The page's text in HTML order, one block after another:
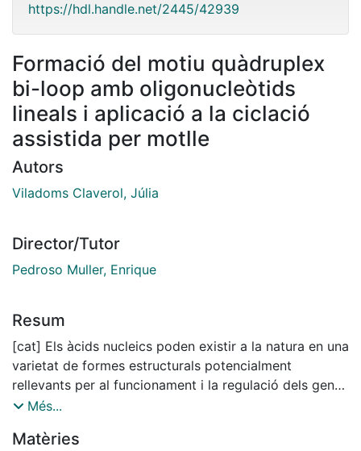
https://hdl.handle.net/2445/42939
Formació del motiu quàdruplex
bi-loop amb oligonucleòtids
lineals i aplicació a la ciclació
assistida per motlle
Autors
Viladoms Claverol, Júlia
Director/Tutor
Pedroso Muller, Enrique
Resum
[cat] Els àcids nucleics poden existir a la natura en una
varietat de formes estructurals potencialment
rellevants per al funcionament i la regulació dels gens.
Aquesta tesi doctoral versa sobre una estructura no
bi-loop. Es tracta d'un motiu que implica la interacció
Més...
Matèries